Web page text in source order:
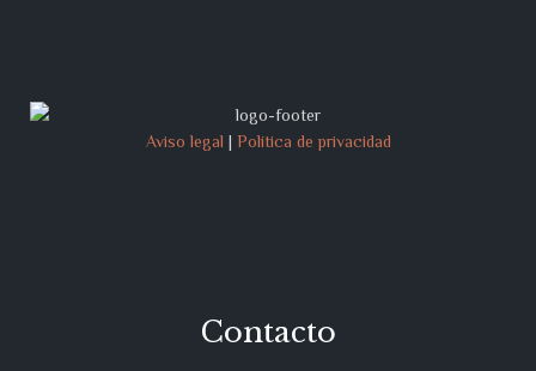
Aviso legal | Política de privacidad
Contacto